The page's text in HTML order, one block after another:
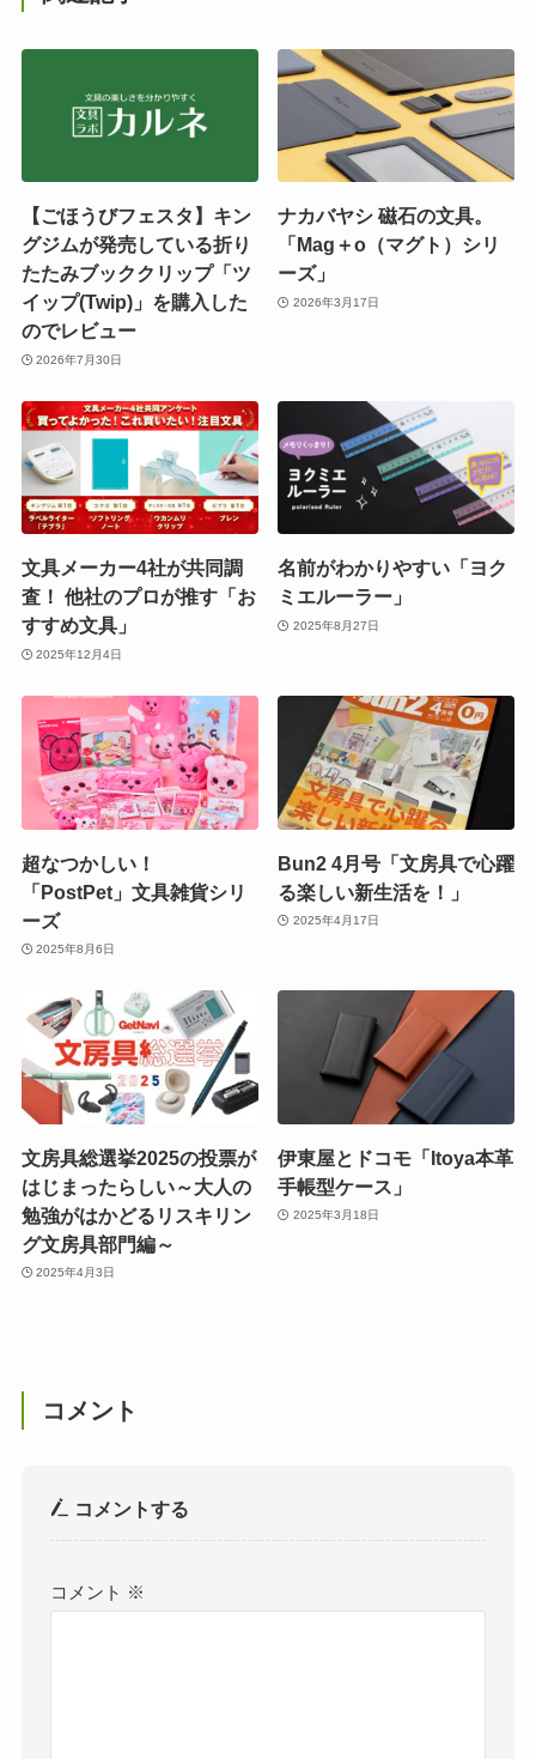
【ごほうびフェスタ】キン
グジムが発売している折り
たたみブッククリップ「ツ
イップ(Twip)」を購入した
のでレビュー
2026年7月30日
ナカバヤシ 磁石の文具。
「Mag＋o（マグト）シリ
ーズ」
2026年3月17日
文具メーカー4社が共同調
査！ 他社のプロが推す「お
すすめ文具」
2025年12月4日
名前がわかりやすい「ヨク
ミエルーラー」
2025年8月27日
超なつかしい！
「PostPet」文具雑貨シリ
ーズ
2025年8月6日
Bun2 4月号「文房具で心躍
る楽しい新生活を！」
2025年4月17日
文房具総選挙2025の投票が
はじまったらしい～大人の
勉強がはかどるリスキリン
グ文房具部門編～
2025年4月3日
伊東屋とドコモ「Itoya本革
手帳型ケース」
2025年3月18日
コメント
コメントする
コメント ※